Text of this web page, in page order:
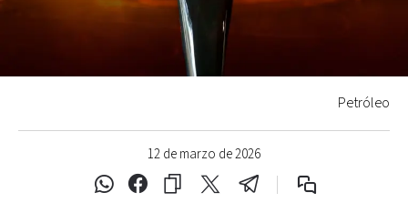
12 de marzo de 2026
Petróleo